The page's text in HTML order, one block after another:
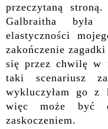
przeczytaną
Galbraitha była
elastyczności
zakończenie
się przez chwilę w
taki scenariusz
wykluczyłam go z
więc może być
zaskoczeniem.